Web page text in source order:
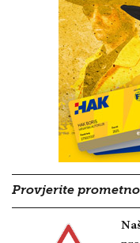
Provjerite